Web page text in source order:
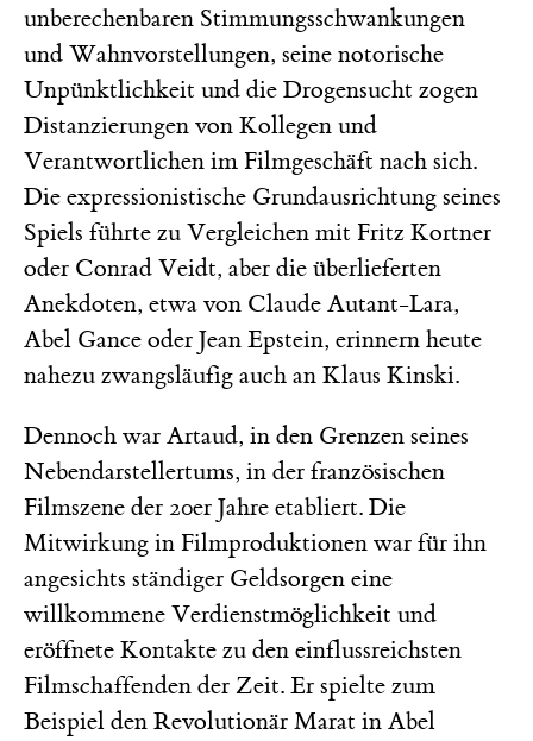
unberechenbaren Stimmungsschwankungen
und Wahnvorstellungen, seine notorische
Unpünktlichkeit und die Drogensucht zogen
Distanzierungen von Kollegen und
Verantwortlichen im Filmgeschäft nach sich.
Die expressionistische Grundausrichtung seines
Spiels führte zu Vergleichen mit Fritz Kortner
oder Conrad Veidt, aber die überlieferten
Anekdoten, etwa von Claude Autant-Lara,
Abel Gance oder Jean Epstein, erinnern heute
nahezu zwangsläufig auch an Klaus Kinski.
Dennoch war Artaud, in den Grenzen seines
Nebendarstellertums, in der französischen
Filmszene der 20er Jahre etabliert. Die
Mitwirkung in Filmproduktionen war für ihn
angesichts ständiger Geldsorgen eine
willkommene Verdienstmöglichkeit und
eröffnete Kontakte zu den einflussreichsten
Filmschaffenden der Zeit. Er spielte zum
Beispiel den Revolutionär Marat in Abel